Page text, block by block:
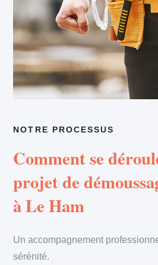
NOTRE PROCESSUS
Comment se
projet de
à Le Ham
Un accompagnement
sérénité.